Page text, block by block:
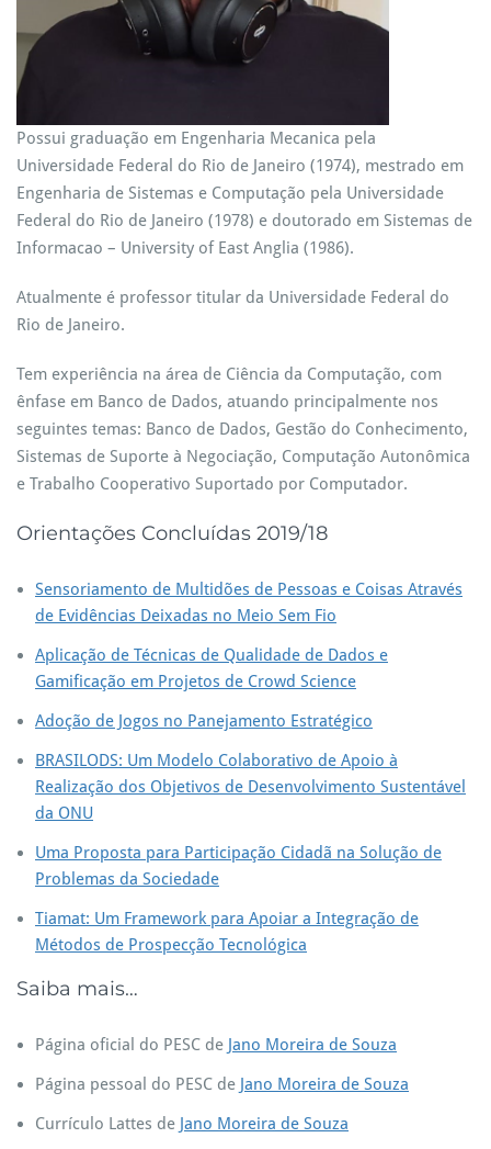
Possui graduação em Engenharia Mecanica pela
Universidade Federal do Rio de Janeiro (1974), mestrado em
Engenharia de Sistemas e Computação pela Universidade
Federal do Rio de Janeiro (1978) e doutorado em Sistemas de
Informacao – University of East Anglia (1986).
Atualmente é professor titular da Universidade Federal do
Rio de Janeiro.
Tem experiência na área de Ciência da Computação, com
ênfase em Banco de Dados, atuando principalmente nos
seguintes temas: Banco de Dados, Gestão do Conhecimento,
Sistemas de Suporte à Negociação, Computação Autonômica
e Trabalho Cooperativo Suportado por Computador.
Orientações Concluídas 2019/18
Sensoriamento de Multidões de Pessoas e Coisas Através
de Evidências Deixadas no Meio Sem Fio
Aplicação de Técnicas de Qualidade de Dados e
Gamificação em Projetos de Crowd Science
Adoção de Jogos no Panejamento Estratégico
BRASILODS: Um Modelo Colaborativo de Apoio à
Realização dos Objetivos de Desenvolvimento Sustentável
da ONU
Uma Proposta para Participação Cidadã na Solução de
Problemas da Sociedade
Tiamat: Um Framework para Apoiar a Integração de
Métodos de Prospecção Tecnológica
Saiba mais…
Página oficial do PESC de Jano Moreira de Souza
Página pessoal do PESC de Jano Moreira de Souza
Currículo Lattes de Jano Moreira de Souza